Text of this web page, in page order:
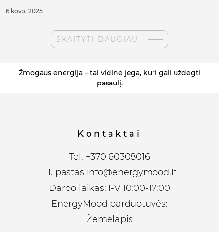
6 kovo, 2025
SKAITYTI DAUGIAU
Žmogaus energija – tai vidinė jėga, kuri gali uždegti
pasaulį.
Kontaktai
Tel. +370 60308016
El. paštas info@energymood.lt
Darbo laikas: I-V 10:00-17:00
EnergyMood parduotuvės:
Žemėlapis